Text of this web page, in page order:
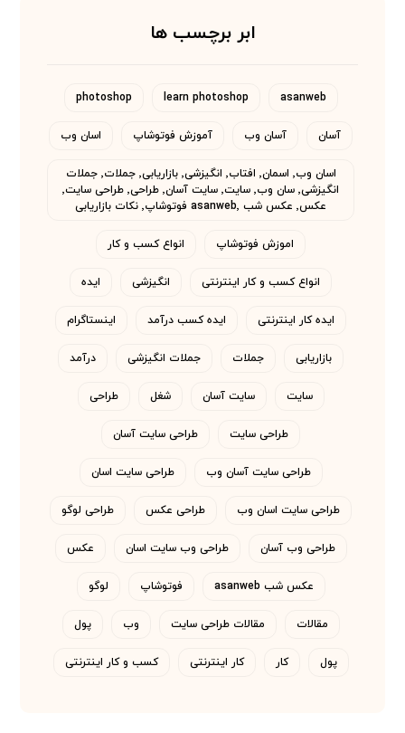
ابر برچسب ها
asanweb
learn photoshop
photoshop
آسان آسان وب آموزش فوتوشاپ اسان وب
اسان وب٬ اسمان٬ افتاب٬ انگیزشی٬ بازاریابی٬ جملات٬ جملات
انگیزشی٬ سان وب٬ سایت٬ سایت آسان٬ طراحی٬ طراحی سایت٬
عکس٬ عکس شب asanweb٬ فوتوشاپ٬ نکات بازاریابی
اموزش فوتوشاپ انواع کسب و کار
انواع کسب و کار اینترنتی انگیزشی ایده
ایده کار اینترنتی ایده کسب درآمد اینستاگرام
بازاریابی جملات جملات انگیزشی درآمد
سایت سایت آسان شغل طراحی
طراحی سایت طراحی سایت آسان
طراحی سایت آسان وب طراحی سایت اسان
طراحی سایت اسان وب طراحی عکس طراحی لوگو
طراحی وب آسان طراحی وب سایت اسان عکس
عکس شب asanweb فوتوشاپ لوگو
مقالات مقالات طراحی سایت وب پول
پول کار کار اینترنتی کسب و کار اینترنتی